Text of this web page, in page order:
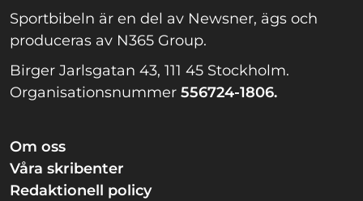
Sportbibeln är en del av Newsner, ägs och
produceras av N365 Group.
Birger Jarlsgatan 43, 111 45 Stockholm.
Organisationsnummer 556724-1806.
Om oss
Våra skribenter
Redaktionell policy